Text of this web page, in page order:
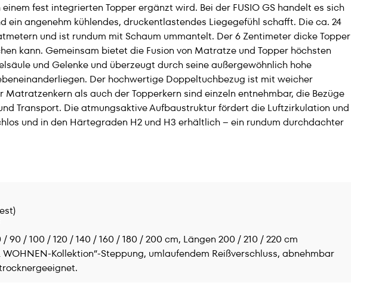
fest integrierten Topper ergänzt wird. Bei der FUSIO GS handelt es sich
angenehm kühlendes, druckentlastendes Liegegefühl schafft. Die ca. 24
und ist rundum mit Schaum ummantelt. Der 6 Zentimeter dicke Topper
kann. Gemeinsam bietet die Fusion von Matratze und Topper höchsten
und Gelenke und überzeugt durch seine außergewöhnlich hohe
Der hochwertige Doppeltuchbezug ist mit weicher
als auch der Topperkern sind einzeln entnehmbar, die Bezüge
Transport. Die atmungsaktive Aufbaustruktur fördert die Luftzirkulation und
und in den Härtegraden H2 und H3 erhältlich – ein rundum durchdachter
/ 100 / 120 / 140 / 160 / 180 / 200 cm, Längen 200 / 210 / 220 cm
WOHNEN-Kollektion“-Steppung, umlaufendem Reißverschluss, abnehmbar